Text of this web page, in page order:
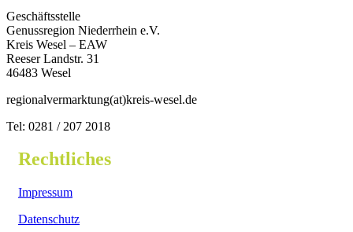
Geschäftsstelle
Genussregion Niederrhein e.V.
Kreis Wesel – EAW
Reeser Landstr. 31
46483 Wesel
regionalvermarktung(at)kreis-wesel.de
Tel: 0281 / 207 2018
Rechtliches
Impressum
Datenschutz